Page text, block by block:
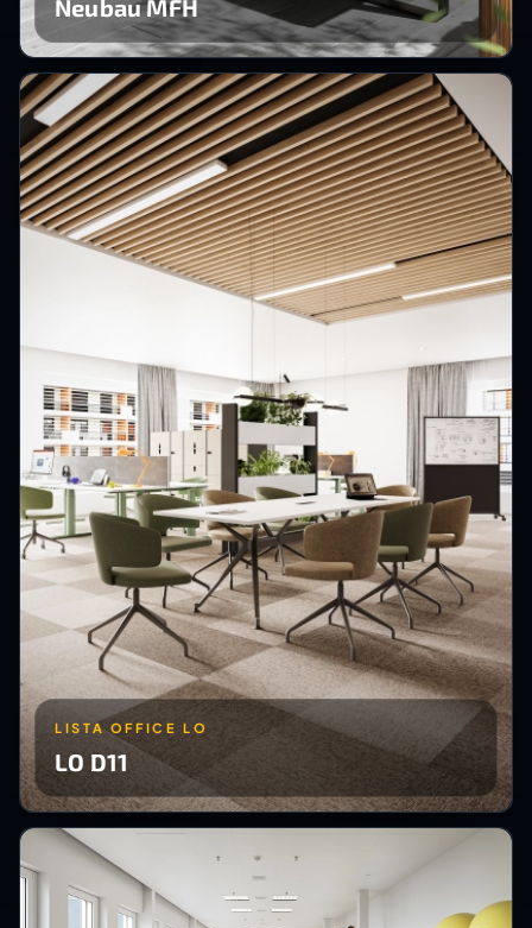
Neubau MFH
LISTA OFFICE LO
LO D11